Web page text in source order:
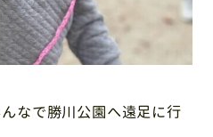
なで勝川公園へ遠足に行